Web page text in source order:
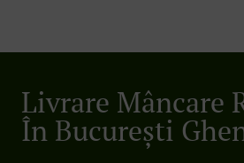
Livrare Mâncare
În București